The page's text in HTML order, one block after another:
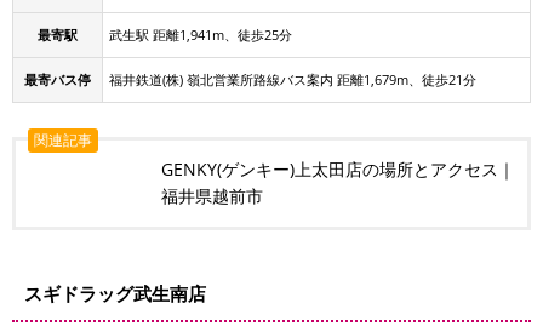
最寄駅 武生駅 距離1,941m、徒歩25分
最寄バス停 福井鉄道(株) 嶺北営業所路線バス案内 距離1,679m、徒歩21分
関連記事
GENKY(ゲンキー)上太田店の場所とアクセス｜
福井県越前市
スギドラッグ武生南店